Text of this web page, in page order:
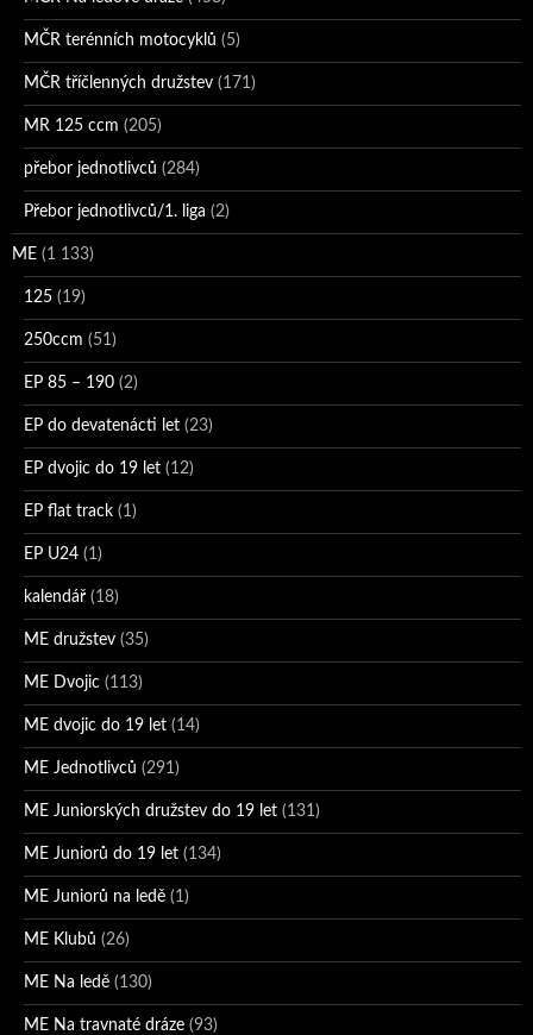
MČR terénních motocyklů (5)
MČR tříčlenných družstev (171)
MR 125 ccm (205)
přebor jednotlivců (284)
Přebor jednotlivců/1. liga (2)
ME (1 133)
125 (19)
250ccm (51)
EP 85 – 190 (2)
EP do devatenácti let (23)
EP dvojic do 19 let (12)
EP flat track (1)
EP U24 (1)
kalendář (18)
ME družstev (35)
ME Dvojic (113)
ME dvojic do 19 let (14)
ME Jednotlivců (291)
ME Juniorských družstev do 19 let (131)
ME Juniorů do 19 let (134)
ME Juniorů na ledě (1)
ME Klubů (26)
ME Na ledě (130)
ME Na travnaté dráze (93)